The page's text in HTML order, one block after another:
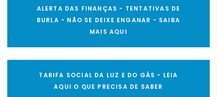
ALERTA DAS FINANÇAS - TENTATIVAS DE
BURLA - NÃO SE DEIXE ENGANAR - SAIBA
MAIS AQUI
TARIFA SOCIAL DA LUZ E DO GÁS - LEIA
AQUI O QUE PRECISA DE SABER